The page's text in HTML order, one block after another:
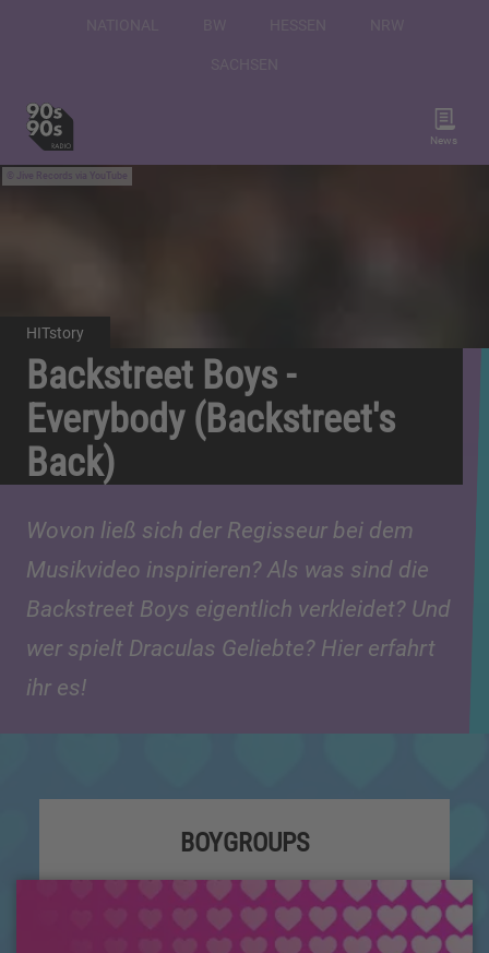
News
Jive Records via YouTube
HITstory
Backstreet Boys -
Everybody (Backstreet's
Back)
Wovon ließ sich der Regisseur bei dem
Musikvideo inspirieren? Als was sind die
Backstreet Boys eigentlich verkleidet? Und
wer spielt Draculas Geliebte? Hier erfahrt
ihr es!
BOYGROUPS